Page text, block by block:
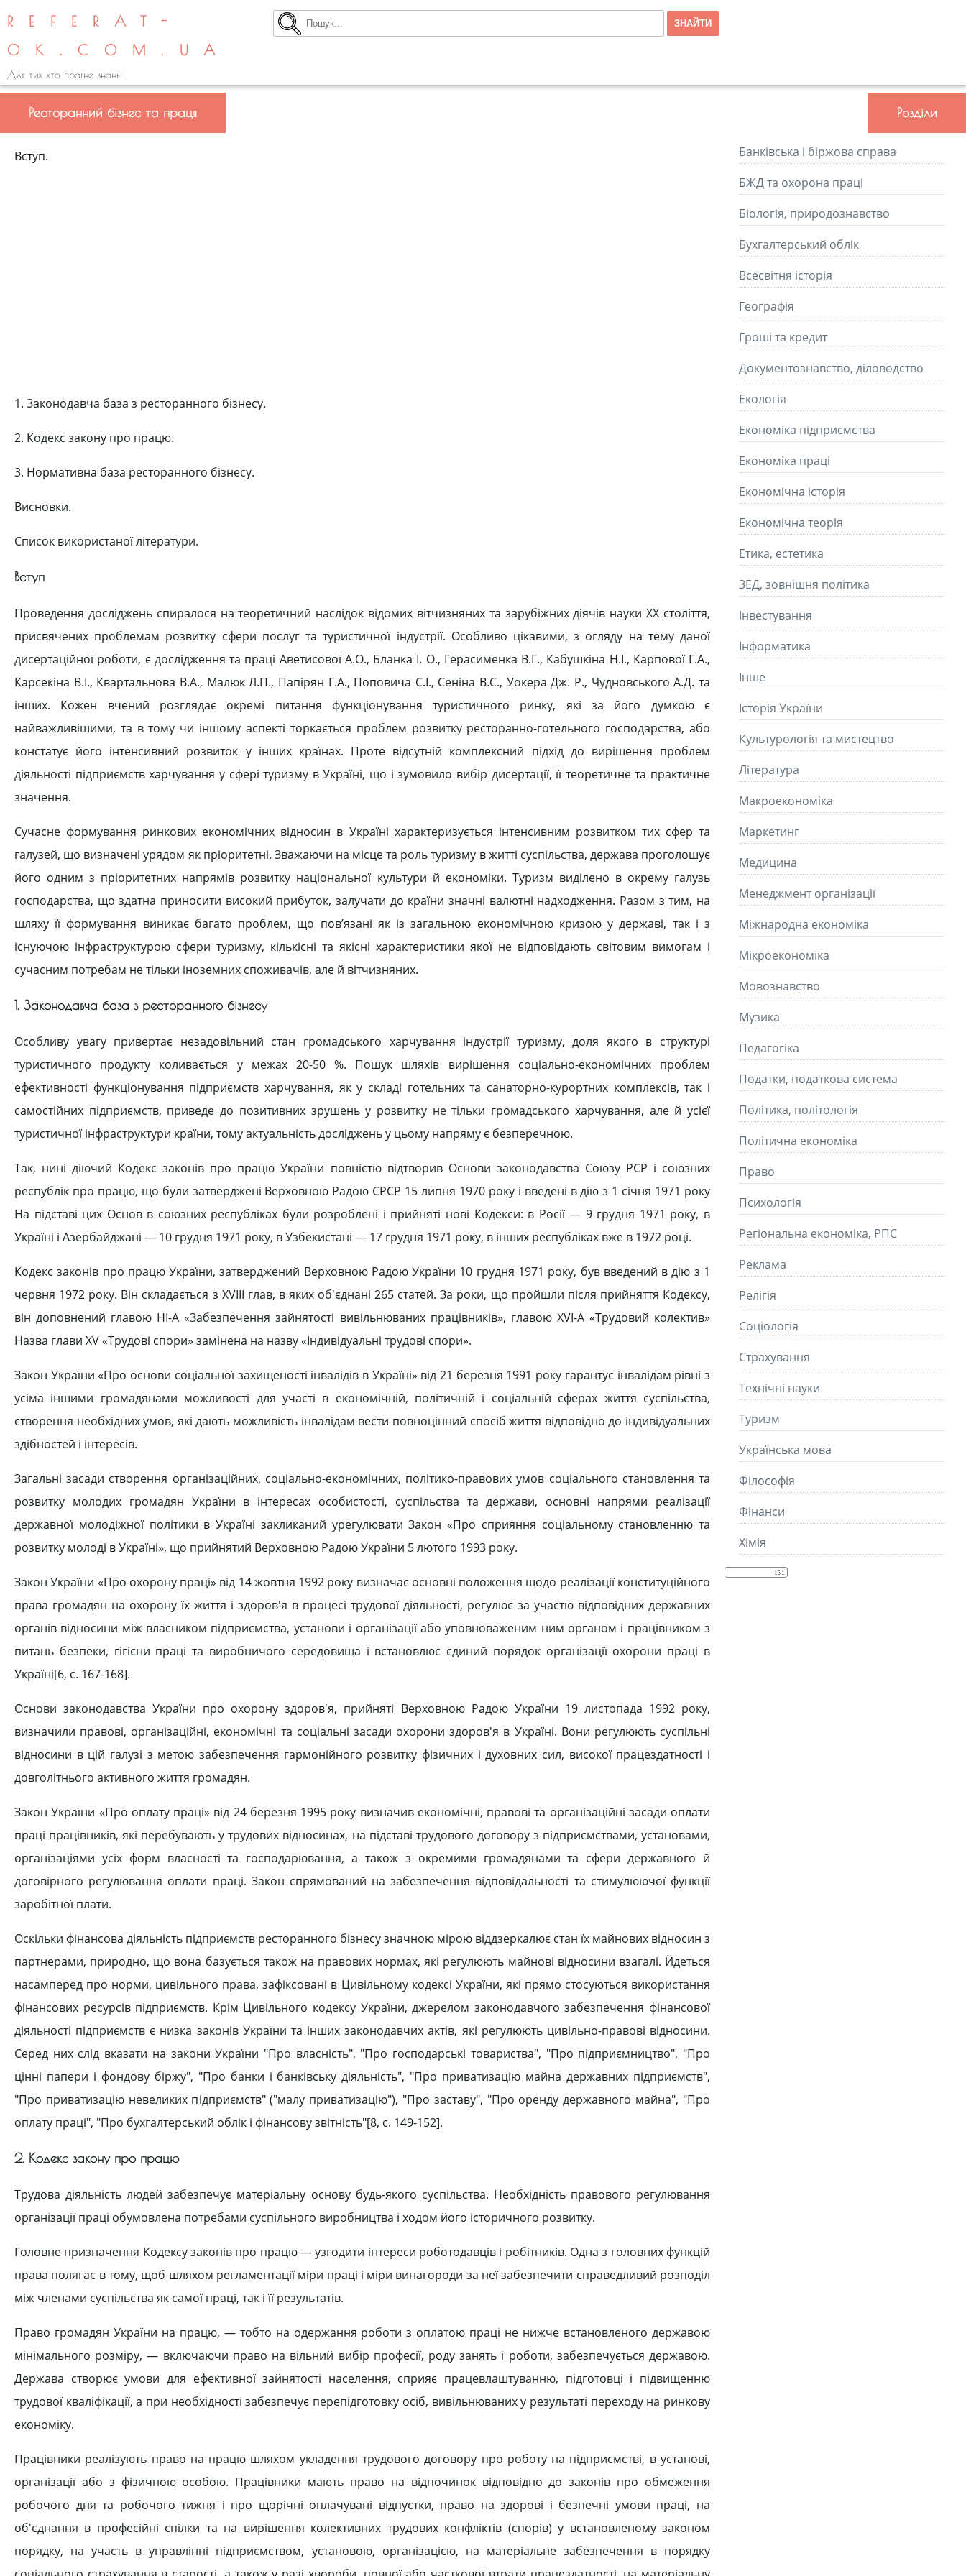
REFERAT-
OK.COM.UA
Для тих хто прагне знань!
Ресторанний бізнес та праця
Вступ.
1. Законодавча база з ресторанного бізнесу.
2. Кодекс закону про працю.
3. Нормативна база ресторанного бізнесу.
Висновки.
Список використаної літератури.
Вступ
Проведення досліджень спиралося на теоретичний наслідок відомих вітчизняних та зарубіжних діячів науки ХХ століття,
присвячених проблемам розвитку сфери послуг та туристичної індустрії. Особливо цікавими, з огляду на тему даної
дисертаційної роботи, є дослідження та праці Аветисової А.О., Бланка І. О., Герасименка В.Г., Кабушкіна Н.І., Карпової Г.А.,
Карсекіна В.І., Квартальнова В.А., Малюк Л.П., Папірян Г.А., Поповича С.І., Сеніна В.С., Уокера Дж. Р., Чудновського А.Д. та
інших. Кожен вчений розглядає окремі питання функціонування туристичного ринку, які за його думкою є
найважливішими, та в тому чи іншому аспекті торкається проблем розвитку ресторанно-готельного господарства, або
констатує його інтенсивний розвиток у інших країнах. Проте відсутній комплексний підхід до вирішення проблем
діяльності підприємств харчування у сфері туризму в Україні, що і зумовило вибір дисертації, її теоретичне та практичне
значення.
Сучасне формування ринкових економічних відносин в Україні характеризується інтенсивним розвитком тих сфер та
галузей, що визначені урядом як пріоритетні. Зважаючи на місце та роль туризму в житті суспільства, держава проголошує
його одним з пріоритетних напрямів розвитку національної культури й економіки. Туризм виділено в окрему галузь
господарства, що здатна приносити високий прибуток, залучати до країни значні валютні надходження. Разом з тим, на
шляху її формування виникає багато проблем, що пов’язані як із загальною економічною кризою у державі, так і з
існуючою інфраструктурою сфери туризму, кількісні та якісні характеристики якої не відповідають світовим вимогам і
сучасним потребам не тільки іноземних споживачів, але й вітчизняних.
1. Законодавча база з ресторанного бізнесу
Особливу увагу привертає незадовільний стан громадського харчування індустрії туризму, доля якого в структурі
туристичного продукту коливається у межах 20-50 %. Пошук шляхів вирішення соціально-економічних проблем
ефективності функціонування підприємств харчування, як у складі готельних та санаторно-курортних комплексів, так і
самостійних підприємств, приведе до позитивних зрушень у розвитку не тільки громадського харчування, але й усієї
туристичної інфраструктури країни, тому актуальність досліджень у цьому напряму є безперечною.
Так, нині діючий Кодекс законів про працю України повністю відтворив Основи законодавства Союзу РСР і союзних
республік про працю, що були затверджені Верховною Радою СРСР 15 липня 1970 року і введені в дію з 1 січня 1971 року
На підставі цих Основ в союзних республіках були розроблені і прийняті нові Кодекси: в Росії — 9 грудня 1971 року, в
Україні і Азербайджані — 10 грудня 1971 року, в Узбекистані — 17 грудня 1971 року, в інших республіках вже в 1972 році.
Кодекс законів про працю України, затверджений Верховною Радою України 10 грудня 1971 року, був введений в дію з 1
червня 1972 року. Він складається з XVIII глав, в яких об'єднані 265 статей. За роки, що пройшли після прийняття Кодексу,
він доповнений главою НІ-А «Забезпечення зайнятості вивільнюваних працівників», главою XVI-А «Трудовий колектив»
Назва глави XV «Трудові спори» замінена на назву «Індивідуальні трудові спори».
Закон України «Про основи соціальної захищеності інвалідів в Україні» від 21 березня 1991 року гарантує інвалідам рівні з
усіма іншими громадянами можливості для участі в економічній, політичній і соціальній сферах життя суспільства,
створення необхідних умов, які дають можливість інвалідам вести повноцінний спосіб життя відповідно до індивідуальних
здібностей і інтересів.
Загальні засади створення організаційних, соціально-економічних, політико-правових умов соціального становлення та
розвитку молодих громадян України в інтересах особистості, суспільства та держави, основні напрями реалізації
державної молодіжної політики в Україні закликаний урегулювати Закон «Про сприяння соціальному становленню та
розвитку молоді в Україні», що прийнятий Верховною Радою України 5 лютого 1993 року.
Закон України «Про охорону праці» від 14 жовтня 1992 року визначає основні положення щодо реалізації конституційного
права громадян на охорону їх життя і здоров'я в процесі трудової діяльності, регулює за участю відповідних державних
органів відносини між власником підприємства, установи і організації або уповноваженим ним органом і працівником з
питань безпеки, гігієни праці та виробничого середовища і встановлює єдиний порядок організації охорони праці в
Україні[6, c. 167-168].
Основи законодавства України про охорону здоров'я, прийняті Верховною Радою України 19 листопада 1992 року,
визначили правові, організаційні, економічні та соціальні засади охорони здоров'я в Україні. Вони регулюють суспільні
відносини в цій галузі з метою забезпечення гармонійного розвитку фізичних і духовних сил, високої працездатності і
довголітнього активного життя громадян.
Закон України «Про оплату праці» від 24 березня 1995 року визначив економічні, правові та організаційні засади оплати
праці працівників, які перебувають у трудових відносинах, на підставі трудового договору з підприємствами, установами,
організаціями усіх форм власності та господарювання, а також з окремими громадянами та сфери державного й
договірного регулювання оплати праці. Закон спрямований на забезпечення відповідальності та стимулюючої функції
заробітної плати.
Оскільки фінансова діяльність підприємств ресторанного бізнесу значною мірою віддзеркалює стан їх майнових відносин з
партнерами, природно, що вона базується також на правових нормах, які регулюють майнові відносини взагалі. Йдеться
насамперед про норми, цивільного права, зафіксовані в Цивільному кодексі України, які прямо стосуються використання
фінансових ресурсів підприємств. Крім Цивільного кодексу України, джерелом законодавчого забезпечення фінансової
діяльності підприємств є низка законів України та інших законодавчих актів, які регулюють цивільно-правові відносини.
Серед них слід вказати на закони України "Про власність", "Про господарські товариства", "Про підприємництво", "Про
цінні папери і фондову біржу", "Про банки і банківську діяльність", "Про приватизацію майна державних підприємств",
"Про приватизацію невеликих підприємств" ("малу приватизацію"), "Про заставу", "Про оренду державного майна", "Про
оплату праці", "Про бухгалтерський облік і фінансову звітність"[8, c. 149-152].
2. Кодекс закону про працю
Трудова діяльність людей забезпечує матеріальну основу будь-якого суспільства. Необхідність правового регулювання
організації праці обумовлена потребами суспільного виробництва і ходом його історичного розвитку.
Головне призначення Кодексу законів про працю — узгодити інтереси роботодавців і робітників. Одна з головних функцій
права полягає в тому, щоб шляхом регламентації міри праці і міри винагороди за неї забезпечити справедливий розподіл
між членами суспільства як самої праці, так і її результатів.
Право громадян України на працю, — тобто на одержання роботи з оплатою праці не нижче встановленого державою
мінімального розміру, — включаючи право на вільний вибір професії, роду занять і роботи, забезпечується державою.
Держава створює умови для ефективної зайнятості населення, сприяє працевлаштуванню, підготовці і підвищенню
трудової кваліфікації, а при необхідності забезпечує перепідготовку осіб, вивільнюваних у результаті переходу на ринкову
економіку.
Працівники реалізують право на працю шляхом укладення трудового договору про роботу на підприємстві, в установі,
організації або з фізичною особою. Працівники мають право на відпочинок відповідно до законів про обмеження
робочого дня та робочого тижня і про щорічні оплачувані відпустки, право на здорові і безпечні умови праці, на
об'єднання в професійні спілки та на вирішення колективних трудових конфліктів (спорів) у встановленому законом
порядку, на участь в управлінні підприємством, установою, організацією, на матеріальне забезпечення в порядку
Розділи
Банківська і біржова справа
БЖД та охорона праці
Біологія, природознавство
Бухгалтерський облік
Всесвітня історія
Географія
Гроші та кредит
Документознавство, діловодство
Екологія
Економіка підприємства
Економіка праці
Економічна історія
Економічна теорія
Етика, естетика
ЗЕД, зовнішня політика
Інвестування
Інформатика
Інше
Історія України
Культурологія та мистецтво
Літературa
Макроекономіка
Маркетинг
Медицина
Менеджмент організації
Міжнародна економіка
Мікроекономіка
Мовознавство
Музика
Педагогіка
Податки, податкова система
Політика, політологія
Політична економіка
Право
Психологія
Регіональна економіка, РПС
Реклама
Релігія
Соціологія
Страхування
Технічні науки
Туризм
Українська мова
Філософія
Фінанси
Хімія